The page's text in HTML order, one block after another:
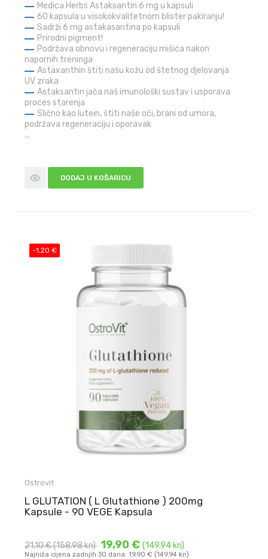
Medica Herbs Astaksantin 6 mg u kapsuli
60 kapsula u visokokvalitetnom blister pakiranju!
Sadrži 6 mg astakasantina po kapsuli
Prirodni pigment!
Podržava obnovu i regeneraciju mišića nakon
napornih treninga
Astaxanthin štiti našu kožu od štetnog djelovanja
UV zraka
Astaksantin jača naš imunološki sustav i usporava
proces starenja
Slično kao lutein, štiti naše oči, brani od umora,
podržava regeneraciju i oporavak
...
DODAJ U KOŠARICU
-1,20 €
Ostrovit
L GLUTATION ( L Glutathione ) 200mg
Kapsule - 90 VEGE Kapsula
21,10 €(158.98 kn) 19,90 €(149.94 kn)
Najniža cijena zadnjih 30 dana: 19,90 € (149.94 kn)